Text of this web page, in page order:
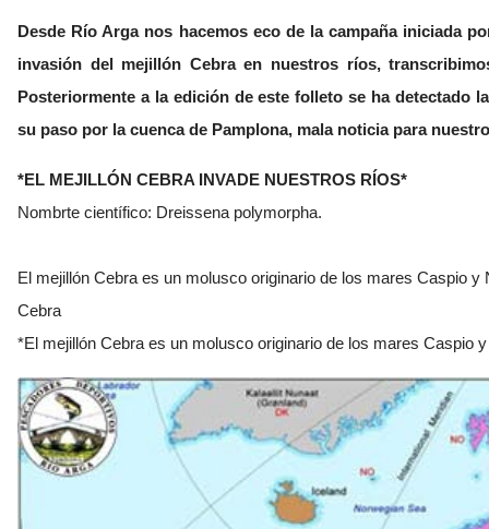
Desde Río Arga nos hacemos eco de la campaña iniciada
invasión del mejillón Cebra en nuestros ríos,
Posteriormente a la edición de este folleto se ha detectado
su paso por la cuenca de Pamplona, mala noticia para
*EL MEJILLÓN CEBRA INVADE NUESTROS RÍOS*
Nombrte científico: Dreissena polymorpha.
El mejillón Cebra es un molusco originario de los mares Caspio y
Cebra
*El mejillón Cebra es un molusco originario de los mares Caspio